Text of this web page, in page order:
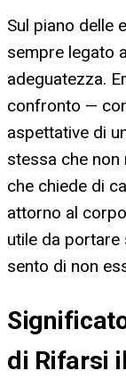
Sul piano delle
sempre legato
adeguatezza.
confronto —
aspettative di
stessa che
che chiede di
attorno al
utile da portare
sento di non
di Rifarsi